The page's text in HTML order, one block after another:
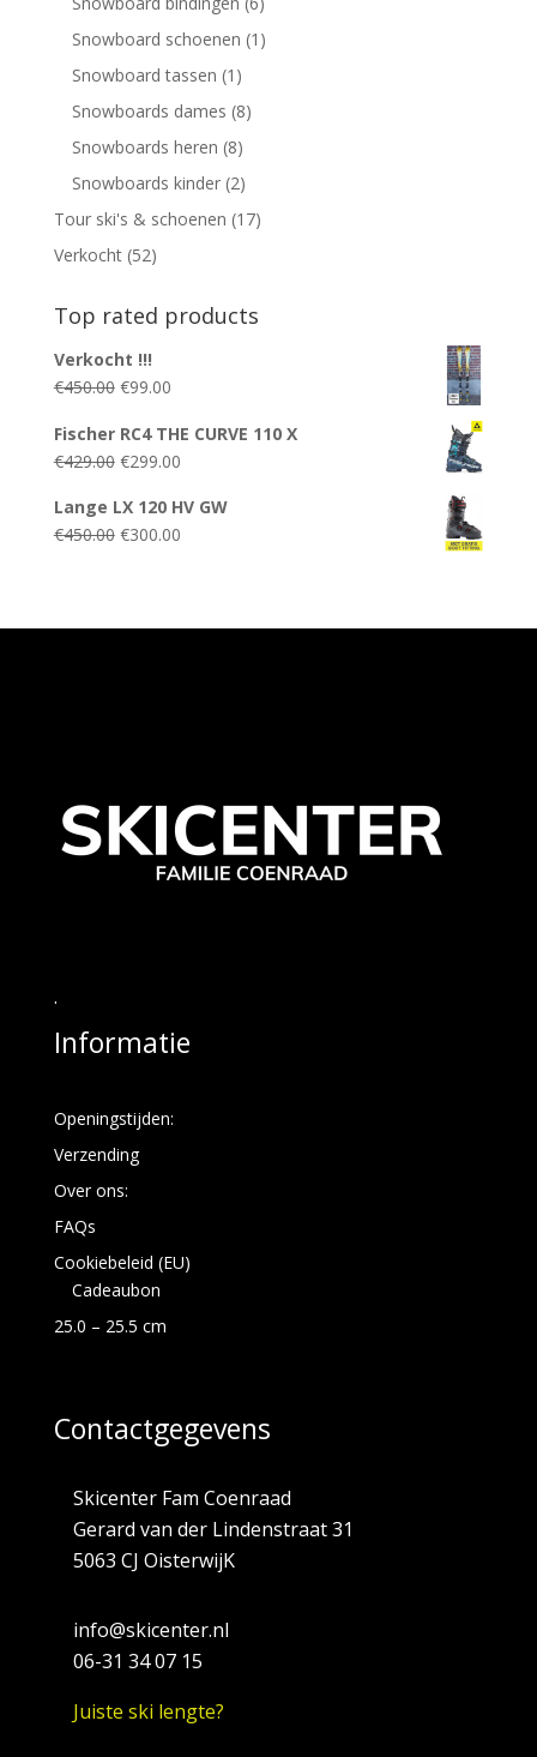
Snowboard schoenen (1)
Snowboard tassen (1)
Snowboards dames (8)
Snowboards heren (8)
Snowboards kinder (2)
Tour ski's & schoenen (17)
Verkocht (52)
Top rated products
Verkocht !!!
€450.00 Oorspronkelijke
was:
€450.00.
€99.00Huidige
is:
€99.00.
Fischer RC4 THE CURVE 110 X
€429.00 Oorspronkelijke
was:
€429.00.
€299.00Huidige
is:
€299.00.
Lange LX 120 HV GW
€450.00 Oorspronkelijke
€300.00Huidige
.
Informatie
Openingstijden:
Verzending
Over ons:
FAQs
Cookiebeleid (EU)
Cadeaubon
25.0 – 25.5 cm
Contactgegevens
Skicenter Fam Coenraad
Gerard van der Lindenstraat 31
5063 CJ OisterwijK
info@skicenter.nl
06-31 34 07 15
Juiste ski lengte?